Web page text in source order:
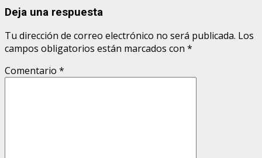
Deja una respuesta
Tu dirección de correo electrónico no será publicada. Los
campos obligatorios están marcados con *
Comentario *